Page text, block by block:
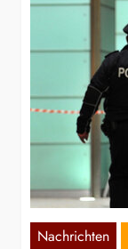
Nachrichten